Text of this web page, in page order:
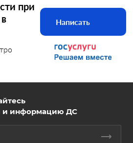
при
Написать
и информацию ДС